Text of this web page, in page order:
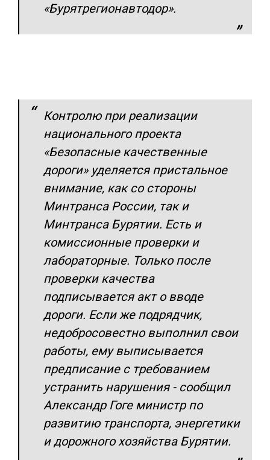
«Бурятрегионавтодор».
Контролю при реализации
национального проекта
«Безопасные качественные
дороги» уделяется пристальное
внимание, как со стороны
Минтранса России, так и
Минтранса Бурятии. Есть и
комиссионные проверки и
лабораторные. Только после
проверки качества
подписывается акт о вводе
дороги. Если же подрядчик,
недобросовестно выполнил свои
работы, ему выписывается
предписание с требованием
устранить нарушения - сообщил
Александр Гоге министр по
развитию транспорта, энергетики
и дорожного хозяйства Бурятии.